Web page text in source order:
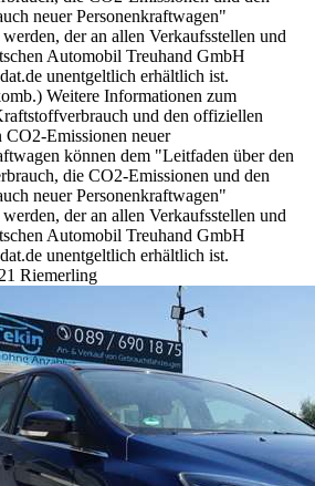
neuer Personenkraftwagen"
der an allen Verkaufsstellen und
Automobil Treuhand GmbH
unentgeltlich erhältlich ist.
Weitere Informationen zum
und den offiziellen
CO2-Emissionen neuer
können dem "Leitfaden über den
die CO2-Emissionen und den
neuer Personenkraftwagen"
der an allen Verkaufsstellen und
Automobil Treuhand GmbH
unentgeltlich erhältlich ist.
Riemerling